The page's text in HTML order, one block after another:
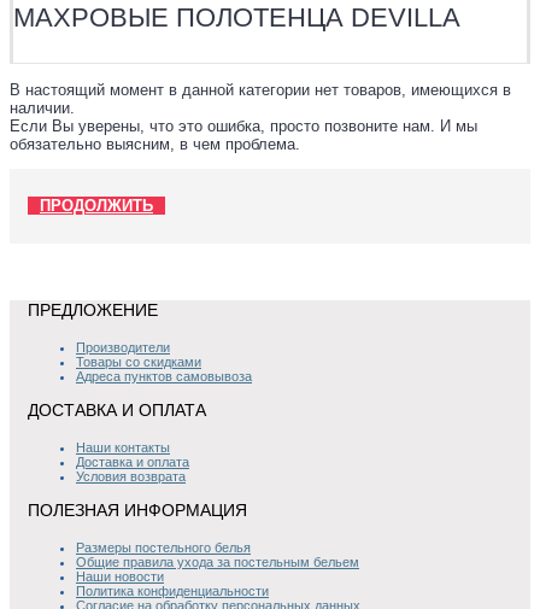
МАХРОВЫЕ ПОЛОТЕНЦА DEVILLA
В настоящий момент в данной категории нет товаров, имеющихся в
наличии.
Если Вы уверены, что это ошибка, просто позвоните нам. И мы
обязательно выясним, в чем проблема.
ПРОДОЛЖИТЬ
ПРЕДЛОЖЕНИЕ
Производители
Товары со скидками
Адреса пунктов самовывоза
ДОСТАВКА И ОПЛАТА
Наши контакты
Доставка и оплата
Условия возврата
ПОЛЕЗНАЯ ИНФОРМАЦИЯ
Размеры постельного белья
Общие правила ухода за постельным бельем
Наши новости
Политика конфиденциальности
Согласие на обработку персональных данных